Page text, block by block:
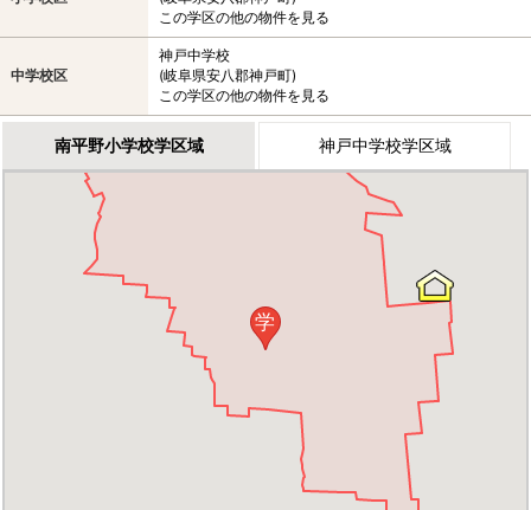
この学区の他の物件を見る
中学校区
神戸中学校
(岐阜県安八郡神戸町)
この学区の他の物件を見る
南平野小学校学区域 神戸中学校学区域
学